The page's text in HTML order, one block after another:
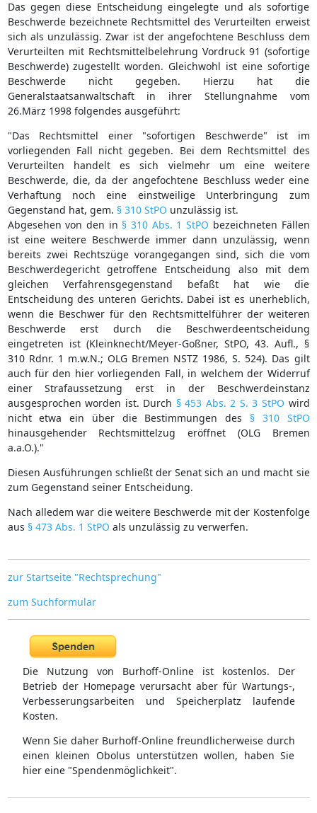
Das gegen diese Entscheidung eingelegte und als sofortige
Beschwerde bezeichnete Rechtsmittel des Verurteilten erweist
sich als unzulässig. Zwar ist der angefochtene Beschluss dem
Verurteilten mit Rechtsmittelbelehrung Vordruck 91 (sofortige
Beschwerde) zugestellt worden. Gleichwohl ist eine sofortige
Beschwerde nicht gegeben. Hierzu hat die
Generalstaatsanwaltschaft in ihrer Stellungnahme vom
26.März 1998 folgendes ausgeführt:
"Das Rechtsmittel einer "sofortigen Beschwerde" ist im
vorliegenden Fall nicht gegeben. Bei dem Rechtsmittel des
Verurteilten handelt es sich vielmehr um eine weitere
Beschwerde, die, da der angefochtene Beschluss weder eine
Verhaftung noch eine einstweilige Unterbringung zum
Gegenstand hat, gem. § 310 StPO unzulässig ist.
Abgesehen von den in § 310 Abs. 1 StPO bezeichneten Fällen
ist eine weitere Beschwerde immer dann unzulässig, wenn
bereits zwei Rechtszüge vorangegangen sind, sich die vom
Beschwerdegericht getroffene Entscheidung also mit dem
gleichen Verfahrensgegenstand befaßt hat wie die
Entscheidung des unteren Gerichts. Dabei ist es unerheblich,
wenn die Beschwer für den Rechtsmittelführer der weiteren
Beschwerde erst durch die Beschwerdeentscheidung
eingetreten ist (Kleinknecht/Meyer-Goßner, StPO, 43. Aufl., §
310 Rdnr. 1 m.w.N.; OLG Bremen NSTZ 1986, S. 524). Das gilt
auch für den hier vorliegenden Fall, in welchem der Widerruf
einer Strafaussetzung erst in der Beschwerdeinstanz
ausgesprochen worden ist. Durch § 453 Abs. 2 S. 3 StPO wird
nicht etwa ein über die Bestimmungen des § 310 StPO
hinausgehender Rechtsmittelzug eröffnet (OLG Bremen
a.a.O.)."
Diesen Ausführungen schließt der Senat sich an und macht sie
zum Gegenstand seiner Entscheidung.
Nach alledem war die weitere Beschwerde mit der Kostenfolge
aus § 473 Abs. 1 StPO als unzulässig zu verwerfen.
zur Startseite "Rechtsprechung"
zum Suchformular
Die Nutzung von Burhoff-Online ist kostenlos. Der
Betrieb der Homepage verursacht aber für Wartungs-,
Verbesserungsarbeiten und Speicherplatz laufende
Kosten.
Wenn Sie daher Burhoff-Online freundlicherweise durch
einen kleinen Obolus unterstützen wollen, haben Sie
hier eine "Spendenmöglichkeit".